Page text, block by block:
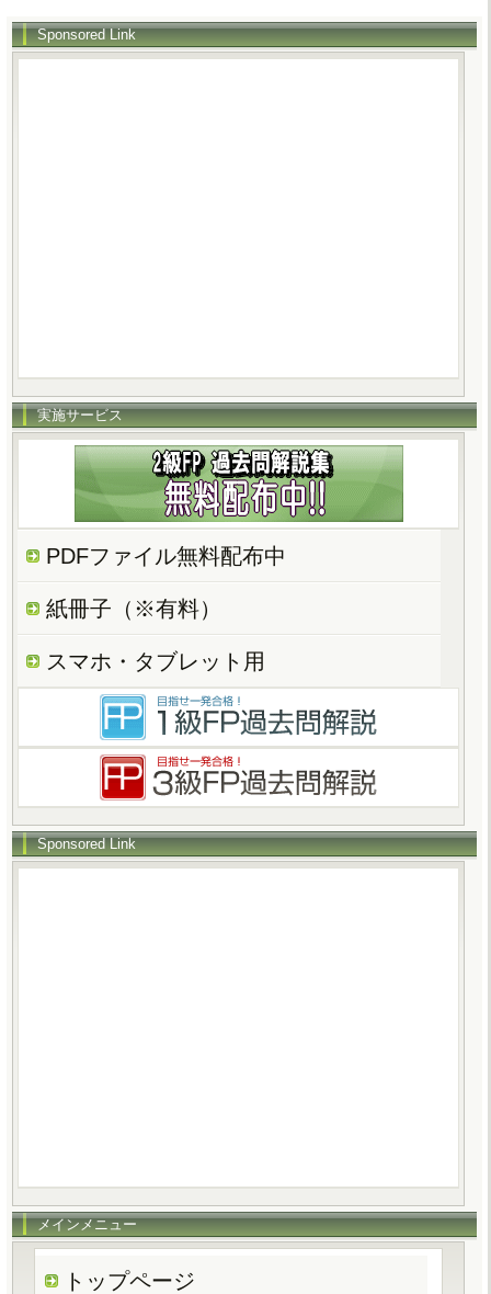
Sponsored Link
実施サービス
PDFファイル無料配布中
紙冊子（※有料）
スマホ・タブレット用
Sponsored Link
メインメニュー
トップページ